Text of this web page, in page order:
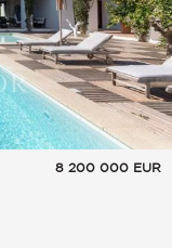
8 200 000 EUR